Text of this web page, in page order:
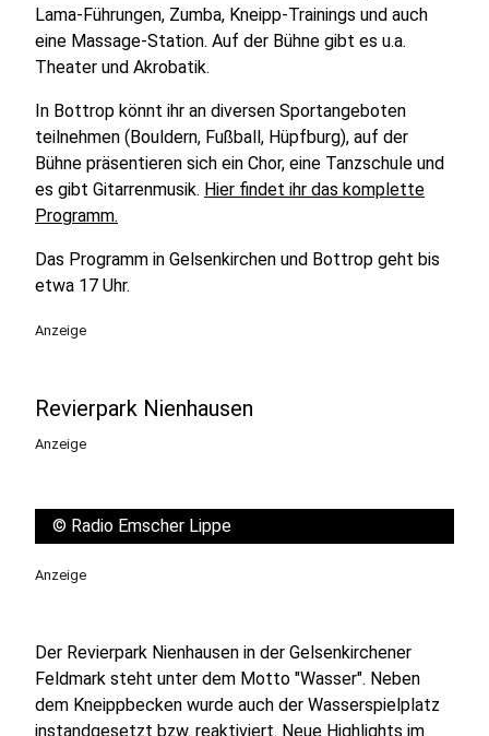
Lama-Führungen, Zumba, Kneipp-Trainings und auch
eine Massage-Station. Auf der Bühne gibt es u.a.
Theater und Akrobatik.
In Bottrop könnt ihr an diversen Sportangeboten
teilnehmen (Bouldern, Fußball, Hüpfburg), auf der
Bühne präsentieren sich ein Chor, eine Tanzschule und
es gibt Gitarrenmusik. Hier findet ihr das komplette
Programm.
Das Programm in Gelsenkirchen und Bottrop geht bis
etwa 17 Uhr.
Anzeige
Revierpark Nienhausen
Anzeige
© Radio Emscher Lippe
Anzeige
Der Revierpark Nienhausen in der Gelsenkirchener
Feldmark steht unter dem Motto "Wasser". Neben
dem Kneippbecken wurde auch der Wasserspielplatz
instandgesetzt bzw. reaktiviert. Neue Highlights im